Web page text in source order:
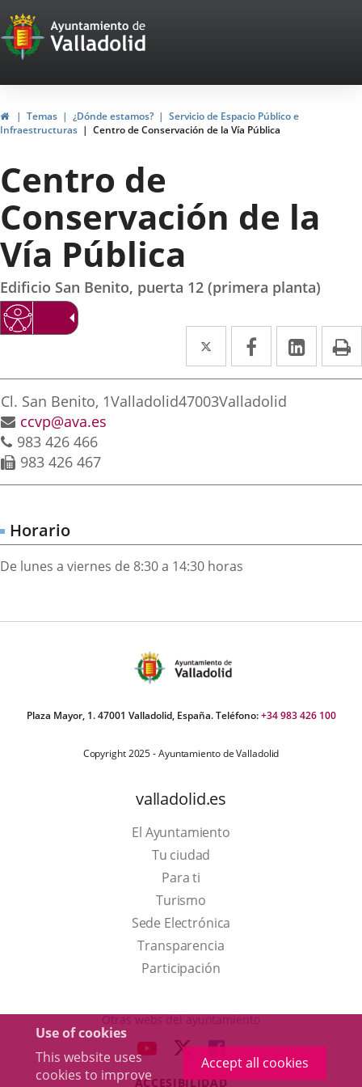
Use of cookies
This website uses
cookies to improve
Accept all cookies
Portal
Web
del
Ayuntamiento
de
Valladolid
HomeTemas ¿Dónde estamos?
Servicio de Espacio Público e
Infraestructuras
Centro de Conservación de la Vía Pública
Centro de
Conservación de la
Vía Pública
Edificio San Benito, puerta 12 (primera planta)
Twitter
Enlace
a
una
Facebook
Enlace
a
una
Enlace
a
Postal
address
Cl. San Benito, 1Valladolid47003Valladolid
Email
ccvp@ava.es
Phones
983 426 466
Fax
983 426 467
Horario
De lunes a viernes de 8:30 a 14:30 horas
Plaza Mayor, 1. 47001 Valladolid, España. Teléfono:+34 983 426 100
Copyright 2025 - Ayuntamiento de Valladolid
valladolid.es
El Ayuntamiento
Tu ciudad
Para ti
TurismoThis
link
will
open
a
up
window.
Sede Electrónica
Transparencia
Participación
Otras webs del ayuntamiento
LINK LINK
TO
LINK
TO
ACCESIBILIDAD